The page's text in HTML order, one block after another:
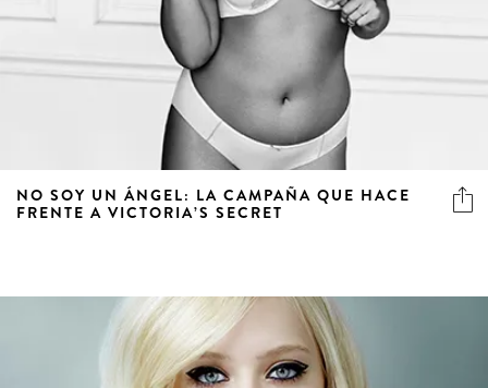
NO SOY UN ÁNGEL: LA CAMPAÑA QUE HACE
FRENTE A VICTORIA’S SECRET